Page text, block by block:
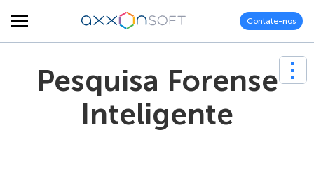
Contate-nos
Pesquisa Forense
Inteligente